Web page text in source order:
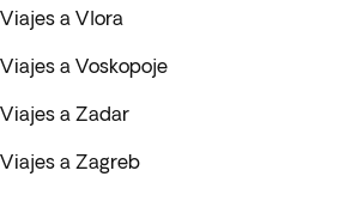
Viajes a Vlora
Viajes a Voskopoje
Viajes a Zadar
Viajes a Zagreb